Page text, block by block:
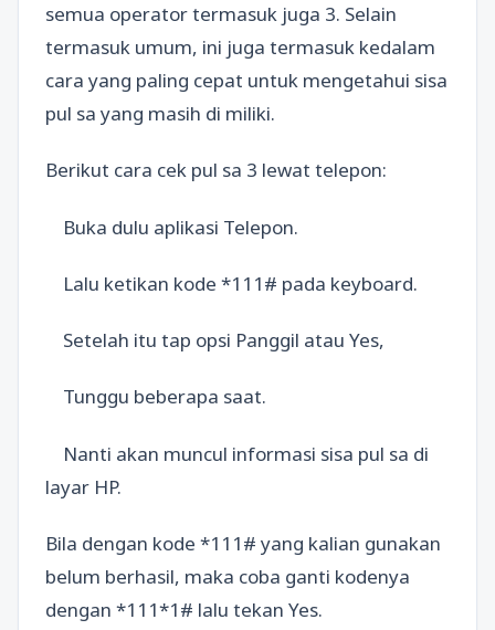
semua operator termasuk juga 3. Selain
termasuk umum, ini juga termasuk kedalam
cara yang paling cepat untuk mengetahui sisa
pul sa yang masih di miliki.
Berikut cara cek pul sa 3 lewat telepon:
Buka dulu aplikasi Telepon.
Lalu ketikan kode *111# pada keyboard.
Setelah itu tap opsi Panggil atau Yes,
Tunggu beberapa saat.
Nanti akan muncul informasi sisa pul sa di
layar HP.
Bila dengan kode *111# yang kalian gunakan
belum berhasil, maka coba ganti kodenya
dengan *111*1# lalu tekan Yes.